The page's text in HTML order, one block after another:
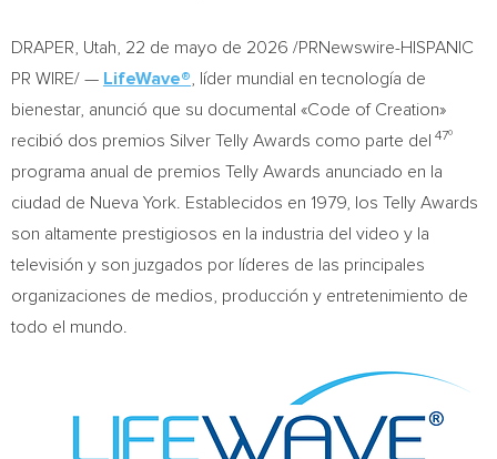
DRAPER, Utah 22 de mayo de 2026 /PRNewswire-HISPANIC
PR WIRE/ — LifeWave® , líder mundial en tecnología de
bienestar, anunció que su documental «Code of Creation»
recibió dos premios Silver Telly Awards como parte del 47º
programa anual de premios Telly Awards anunciado en la
ciudad de Nueva York. Establecidos en 1979, los Telly Awards
son altamente prestigiosos en la industria del video y la
televisión y son juzgados por líderes de las principales
organizaciones de medios, producción y entretenimiento de
todo el mundo.